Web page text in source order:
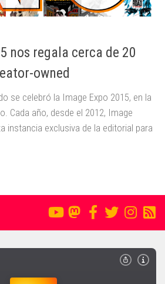
nos regala cerca de 20
owned
se celebró la Image Expo 2015, en la
Cada año, desde el 2012, Image
instancia exclusiva de la editorial para